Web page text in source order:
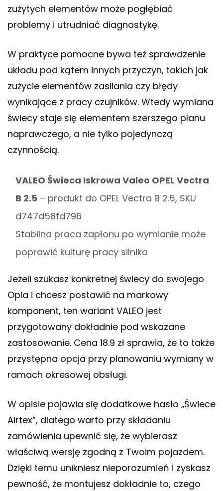
zużytych elementów może pogłębiać
problemy i utrudniać diagnostykę.
W praktyce pomocne bywa też sprawdzenie
układu pod kątem innych przyczyn, takich jak
zużycie elementów zasilania czy błędy
wynikające z pracy czujników. Wtedy wymiana
świecy staje się elementem szerszego planu
naprawczego, a nie tylko pojedynczą
czynnością.
VALEO Świeca Iskrowa Valeo OPEL Vectra
B 2.5 – produkt do OPEL Vectra B 2.5, SKU
d747d58fd796
Stabilna praca zapłonu po wymianie może
poprawić kulturę pracy silnika
Jeżeli szukasz konkretnej świecy do swojego
Opla i chcesz postawić na markowy
komponent, ten wariant VALEO jest
przygotowany dokładnie pod wskazane
zastosowanie. Cena 18.9 zł sprawia, że to także
przystępna opcja przy planowaniu wymiany w
ramach okresowej obsługi.
W opisie pojawia się dodatkowe hasło „Świece
Airtex”, dlatego warto przy składaniu
zamówienia upewnić się, że wybierasz
właściwą wersję zgodną z Twoim pojazdem.
Dzięki temu unikniesz nieporozumień i zyskasz
pewność, że montujesz dokładnie to, czego